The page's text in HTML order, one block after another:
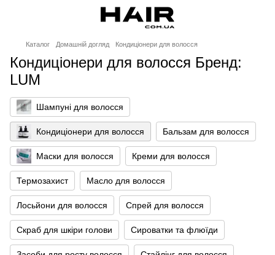
Каталог Домашній догляд Кондиціонери для волосся
Кондиціонери для волосся Бренд:
LUM
Шампуні для волосся
Кондиціонери для волосся Бальзам для волосся
Маски для волосся Креми для волосся
Термозахист Масло для волосся
Лосьйони для волосся Спрей для волосся
Скраб для шкіри голови Сироватки та флюїди